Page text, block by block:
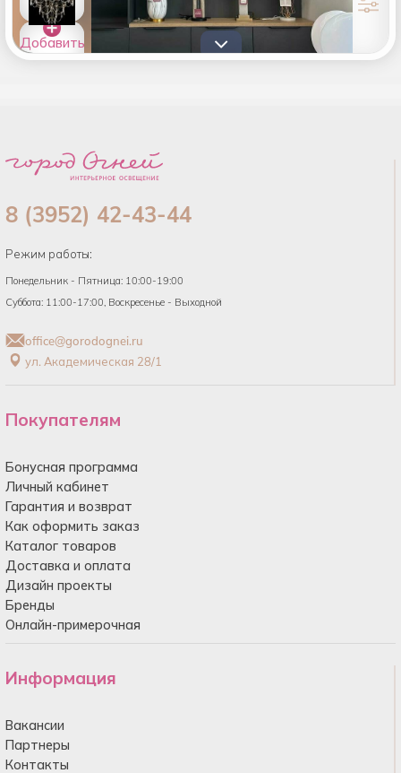
Добавить
товары в
8 (3952) 42-43-44
Режим работы:
Понедельник - Пятница: 10:00-19:00
Суббота: 11:00-17:00, Воскресенье - Выходной
office@gorodognei.ru
ул. Академическая 28/1
Покупателям
Бонусная программа
Личный кабинет
Гарантия и возврат
Как оформить заказ
Каталог товаров
Доставка и оплата
Дизайн проекты
Бренды
Онлайн-примерочная
Информация
Вакансии
Партнеры
Контакты